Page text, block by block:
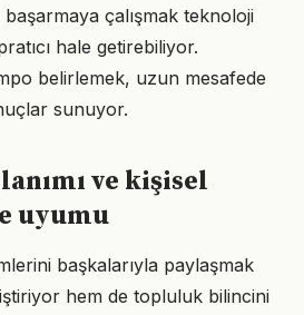
çalışmak teknoloji
hale getirebiliyor.
belirlemek, uzun mesafede
sunuyor.
ve kişisel
uyumu
başkalarıyla paylaşmak
hem de topluluk bilincini